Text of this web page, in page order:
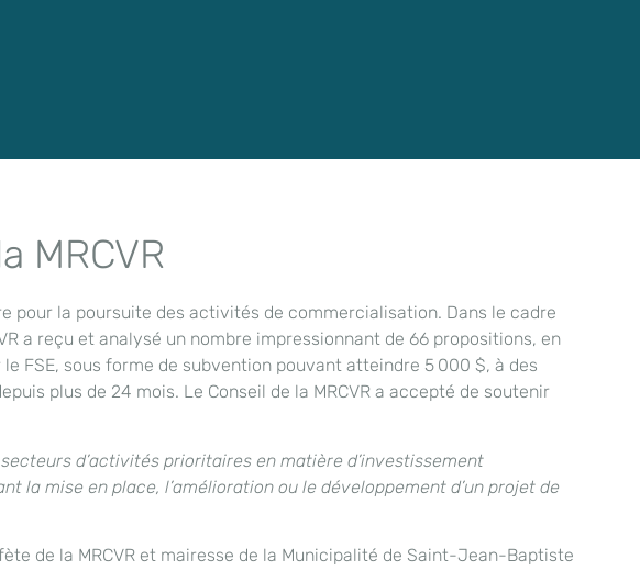
MRCVR
pour la poursuite des activités de commercialisation. Dans le cadre
a reçu et analysé un nombre impressionnant de 66 propositions, en
FSE, sous forme de subvention pouvant atteindre 5 000 $, à des
plus de 24 mois. Le Conseil de la MRCVR a accepté de soutenir
d’activités prioritaires en matière d’investissement
la mise en place, l’amélioration ou le développement d’un projet de
de la MRCVR et mairesse de la Municipalité de Saint-Jean-Baptiste